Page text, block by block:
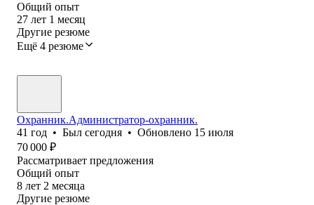
Общий опыт
27 лет 1 месяц
Другие резюме
Ещё 4 резюме
Охранник.Администратор-охранник.
41 год • Был сегодня • Обновлено 15 июля
70 000 ₽
Рассматривает предложения
Общий опыт
8 лет 2 месяца
Другие резюме